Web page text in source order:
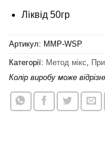
Ліквід 50гр
Артикул: MMP-WSP
Категорії: Метод мікс,
Колір виробу може